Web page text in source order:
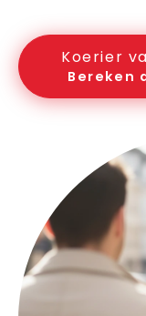
Koerier
Bereken